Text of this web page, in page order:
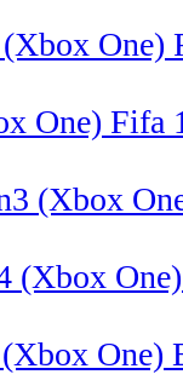
Fifa